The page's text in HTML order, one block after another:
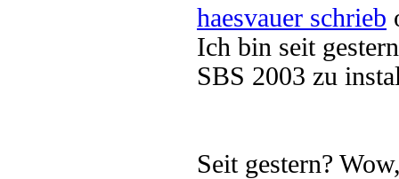
haesvauer schrieb
Ich bin seit
SBS 2003 zu
Seit gestern?